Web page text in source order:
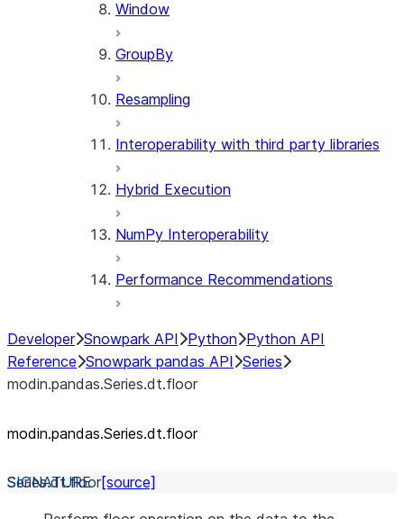
Window
GroupBy
Resampling
Interoperability with third party libraries
Hybrid Execution
NumPy Interoperability
Performance Recommendations
Developer Snowpark API Python Python API
Reference Snowpark pandas API Series
modin.pandas.Series.dt.floor
modin.pandas.Series.dt.floor
Series.dt.floor[source]